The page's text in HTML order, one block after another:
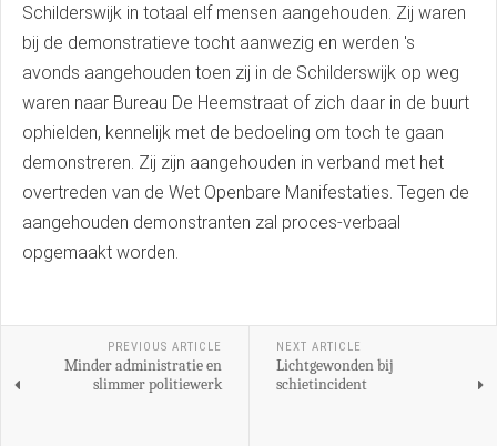
Schilderswijk in totaal elf mensen aangehouden. Zij waren
bij de demonstratieve tocht aanwezig en werden 's
avonds aangehouden toen zij in de Schilderswijk op weg
waren naar Bureau De Heemstraat of zich daar in de buurt
ophielden, kennelijk met de bedoeling om toch te gaan
demonstreren. Zij zijn aangehouden in verband met het
overtreden van de Wet Openbare Manifestaties. Tegen de
aangehouden demonstranten zal proces-verbaal
opgemaakt worden.
PREVIOUS ARTICLE
Minder administratie en
slimmer politiewerk
NEXT ARTICLE
Lichtgewonden bij
schietincident